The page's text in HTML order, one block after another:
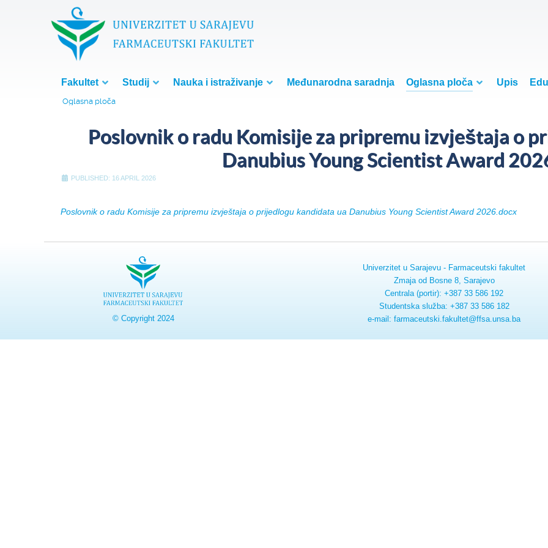
Fakultet Studij Nauka i istraživanje Međunarodna saradnja Oglasna ploča Upis
Oglasna ploča
Poslovnik o radu Komisije za pripremu izvještaja o
Danubius Young Scientist Award
PUBLISHED: 16 APRIL 2026
Poslovnik o radu Komisije za pripremu izvještaja o prijedlogu kandidata ua Danubius Young Scientist Award 2026.docx
© Copyright 2024
Univerzitet u Sarajevu - Farmaceutski fakultet
Zmaja od Bosne 8, Sarajevo
Centrala (portir): +387 33 586 192
Studentska služba: +387 33 586 182
e-mail: farmaceutski.fakultet@ffsa.unsa.ba